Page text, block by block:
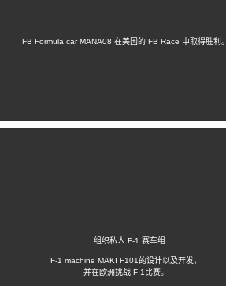
FB Formula car MANA08 在美国的 FB Race 中取得胜利。
组织私人 F-1 赛车组
F-1 machine MAKI F101的设计以及开发，
并在欧洲挑战 F-1比赛。